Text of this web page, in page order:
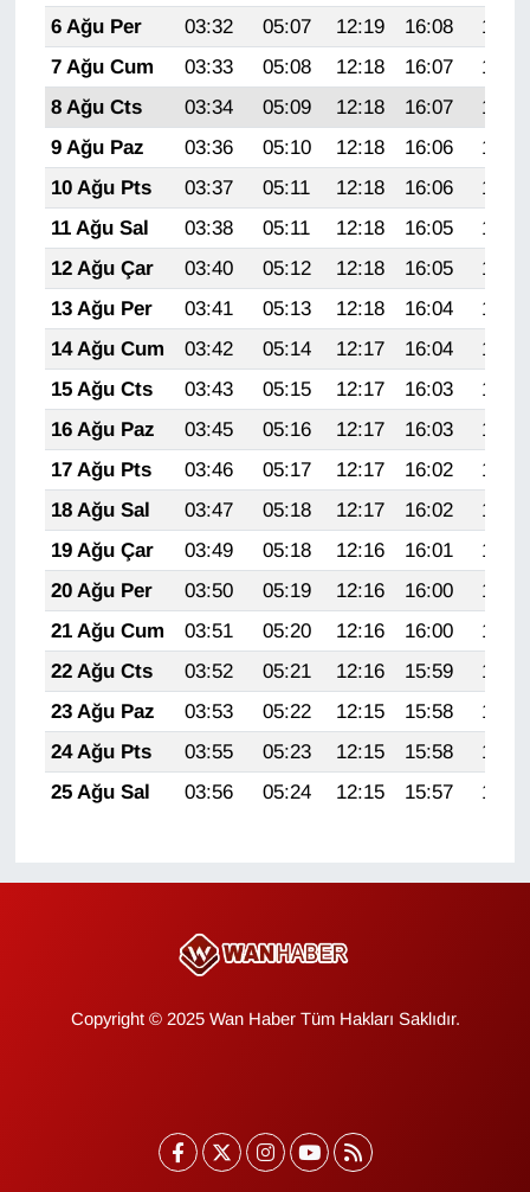
6 Ağu Per
03:32 05:07 12:19 16:08
19:20
7 Ağu Cum
03:33 05:08 12:18 16:07
19:19
8 Ağu Cts
03:34 05:09 12:18 16:07
19:18
9 Ağu Paz
03:36 05:10 12:18 16:06
19:17
10 Ağu Pts
03:37 05:11 12:18 16:06
19:16
11 Ağu Sal
03:38 05:11 12:18 16:05
19:14
12 Ağu Çar
03:40 05:12 12:18 16:05
19:13
13 Ağu Per
03:41 05:13 12:18 16:04
19:12
14 Ağu Cum
03:42 05:14 12:17 16:04
19:11
15 Ağu Cts
03:43 05:15 12:17 16:03
19:09
16 Ağu Paz
03:45 05:16 12:17 16:03
19:08
17 Ağu Pts
03:46 05:17 12:17 16:02
19:07
18 Ağu Sal
03:47 05:18 12:17 16:02
19:06
19 Ağu Çar
03:49 05:18 12:16 16:01
19:04
20 Ağu Per
03:50 05:19 12:16 16:00
19:03
21 Ağu Cum
03:51 05:20 12:16 16:00
19:02
22 Ağu Cts
03:52 05:21 12:16 15:59
19:00
23 Ağu Paz
03:53 05:22 12:15 15:58
18:59
24 Ağu Pts
03:55 05:23 12:15 15:58
18:57
25 Ağu Sal
03:56 05:24 12:15 15:57 18:56
Copyright © 2025 Wan Haber Tüm Hakları Saklıdır.
SAĞLIK
Seri İlan
Sinema - TV
SİYASET
SPOR
TEBRİK
TEKNOLOJİ
Turizm
VAN'DA SPOR
Vasıta
YAŞAM
YEREL